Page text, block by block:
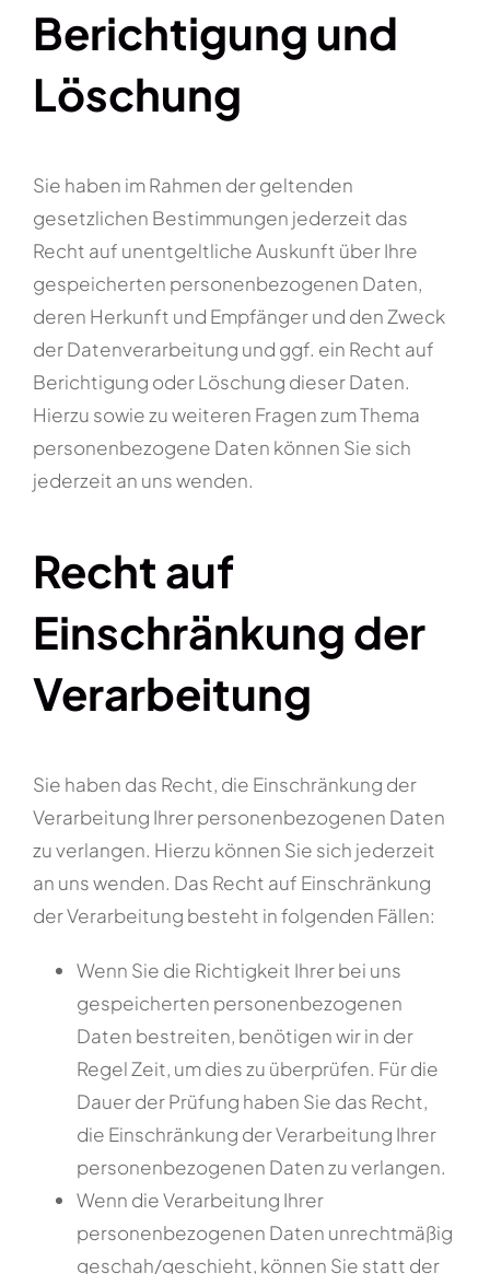
Berichtigung und
Löschung
Sie haben im Rahmen der geltenden
gesetzlichen Bestimmungen jederzeit das
Recht auf unentgeltliche Auskunft über Ihre
gespeicherten personenbezogenen Daten,
deren Herkunft und Empfänger und den Zweck
der Datenverarbeitung und ggf. ein Recht auf
Berichtigung oder Löschung dieser Daten.
Hierzu sowie zu weiteren Fragen zum Thema
personenbezogene Daten können Sie sich
jederzeit an uns wenden.
Recht auf
Einschränkung der
Verarbeitung
Sie haben das Recht, die Einschränkung der
Verarbeitung Ihrer personenbezogenen Daten
zu verlangen. Hierzu können Sie sich jederzeit
an uns wenden. Das Recht auf Einschränkung
der Verarbeitung besteht in folgenden Fällen:
Wenn Sie die Richtigkeit Ihrer bei uns
gespeicherten personenbezogenen
Daten bestreiten, benötigen wir in der
Regel Zeit, um dies zu überprüfen. Für die
Dauer der Prüfung haben Sie das Recht,
die Einschränkung der Verarbeitung Ihrer
personenbezogenen Daten zu verlangen.
Wenn die Verarbeitung Ihrer
personenbezogenen Daten unrechtmäßig
geschah/geschieht, können Sie statt der